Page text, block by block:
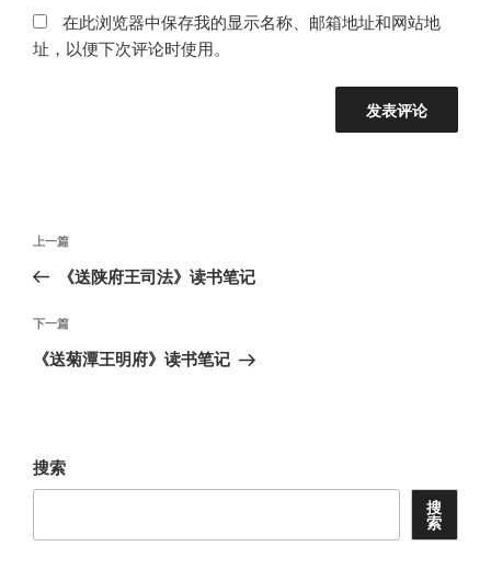
在此浏览器中保存我的显示名称、邮箱地址和网站地
址，以便下次评论时使用。
文
导
航
上
一
文
章
上一篇
《送陕府王司法》读书笔记
下
一
下一篇
《送菊潭王明府》读书笔记
搜索
搜
索